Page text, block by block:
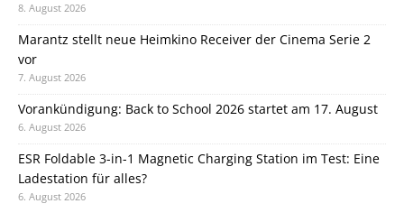
8. August 2026
Marantz stellt neue Heimkino Receiver der Cinema Serie 2
vor
7. August 2026
Vorankündigung: Back to School 2026 startet am 17. August
6. August 2026
ESR Foldable 3-in-1 Magnetic Charging Station im Test: Eine
Ladestation für alles?
6. August 2026